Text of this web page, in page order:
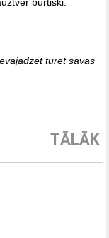
burtiski.
turēt savās
TĀLĀK